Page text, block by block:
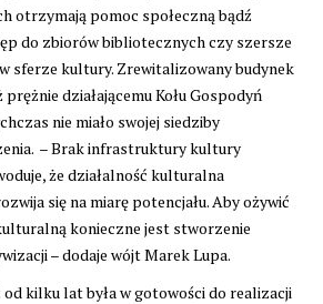
otrzymają pomoc społeczną bądź
do zbiorów bibliotecznych czy szersze
sferze kultury. Zrewitalizowany budynek
działającemu Kołu Gospodyń
nie miało swojej siedziby
– Brak infrastruktury kultury
że działalność kulturalna
się na miarę potencjału. Aby ożywić
konieczne jest stworzenie
– dodaje wójt Marek Lupa.
od kilku lat była w gotowości do realizacji